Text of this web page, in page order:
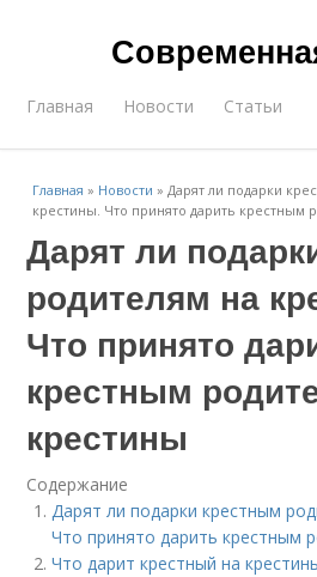
Главная Новости Статьи
Главная » Новости »Дарят ли подарки
крестины. Что принято дарить крестным
Дарят ли
родителям на
Что принято
крестным
крестины
Содержание
Дарят ли подарки крестным
Что принято дарить крестным
Что дарит крестный на